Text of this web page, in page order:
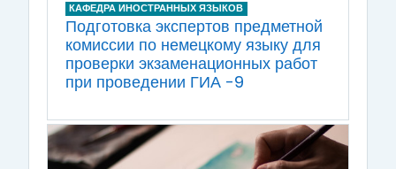
КАФЕДРА ИНОСТРАННЫХ ЯЗЫКОВ
Подготовка экспертов предметной
комиссии по немецкому языку для
проверки экзаменационных работ
при проведении ГИА -9